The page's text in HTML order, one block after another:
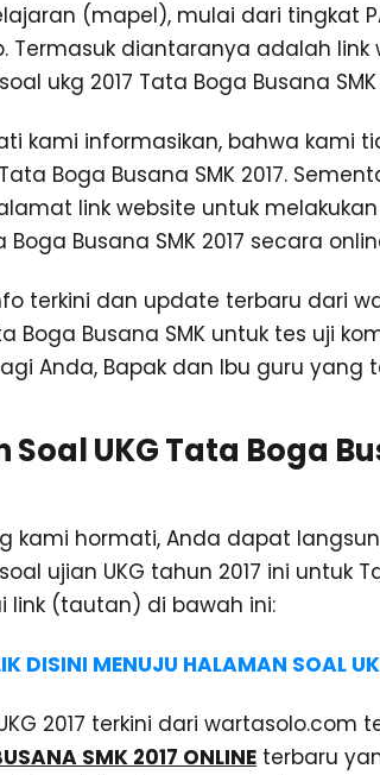
(mapel), mulai dari tingkat
Termasuk diantaranya adalah
ukg 2017 Tata Boga Busana
kami informasikan, bahwa kami
Boga Busana SMK 2017.
link website untuk
Busana SMK 2017 secara
terkini dan update terbaru dari
Boga Busana SMK untuk tes uji
Anda, Bapak dan Ibu guru yang
UKG Tata Boga
kami hormati, Anda dapat
ujian UKG tahun 2017 ini untuk
link (tautan) di bawah ini:
DISINI MENUJU HALAMAN SOAL
2017 terkini dari wartasolo.com
SMK 2017 ONLINE terbaru